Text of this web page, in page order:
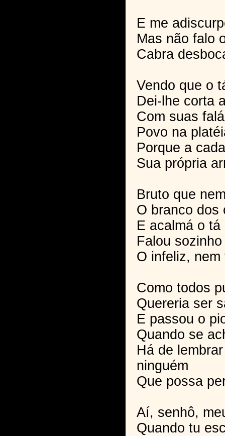
E me
Mas não falo
Cabra
Vendo que o
Dei-lhe corta
Com suas
Povo na
Porque a
Sua própria
Bruto que
O branco dos
E acalmá o
Falou
O infeliz,
Como todos
Quereria ser
E passou o
Quando se
Há de
ninguém
Que possa
Aí, senhô,
Quando tu